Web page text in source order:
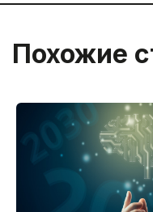
Похожие